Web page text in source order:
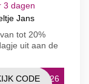
3 dagen
Jans
tot 20%
uit aan de
OM26
CODE